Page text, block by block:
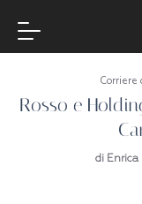
Corriere
Rosso e
di Enrica